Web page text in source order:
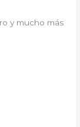
y mucho más